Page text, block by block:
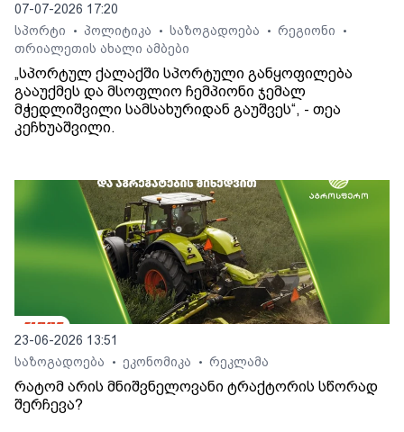
07-07-2026 17:20
სპორტი
• პოლიტიკა • საზოგადოება • რეგიონი •
თრიალეთის ახალი ამბები
„სპორტულ ქალაქში სპორტული განყოფილება
გააუქმეს და მსოფლიო ჩემპიონი ჯემალ
მჭედლიშვილი სამსახურიდან გაუშვეს“, - თეა
კეჩხუაშვილი.
23-06-2026 13:51
საზოგადოება
• ეკონომიკა • რეკლამა
რატომ არის მნიშვნელოვანი ტრაქტორის სწორად
შერჩევა?